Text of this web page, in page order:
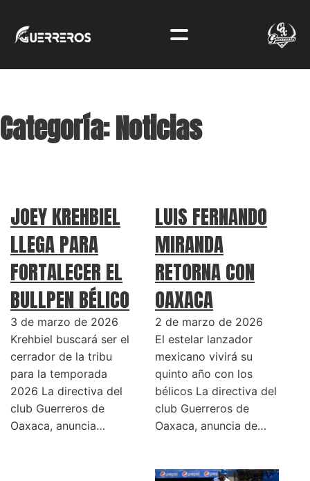
Categoría:Noticias
JOEY KREHBIEL
LLEGA PARA
FORTALECER EL
BULLPEN BÉLICO
3 de marzo de 2026
Krehbiel buscará ser el
cerrador de la tribu
para la temporada
2026 La directiva del
club Guerreros de
Oaxaca, anuncia…
LUIS FERNANDO
MIRANDA
RETORNA CON
OAXACA
2 de marzo de 2026
El estelar lanzador
mexicano vivirá su
quinto año con los
bélicos La directiva del
club Guerreros de
Oaxaca, anuncia de…